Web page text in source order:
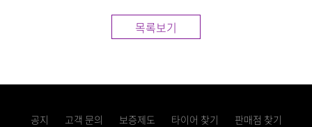
목록보기
공지 고객 문의 보증제도 타이어 찾기 판매점 찾기